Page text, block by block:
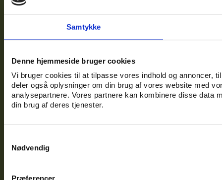
Samtykke
Denne hjemmeside bruger cookies
Vi bruger cookies til at tilpasse vores indhold og annoncer,
deler også oplysninger om din brug af vores website med
analysepartnere. Vores partnere kan kombinere disse data
din brug af deres tjenester.
Nødvendig
Præferencer